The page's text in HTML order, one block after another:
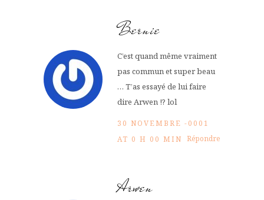
Bernie
C’est quand même vraiment
pas commun et super beau
… T’as essayé de lui faire
dire Arwen !? lol
30 NOVEMBRE -0001
AT 0 H 00 MIN Répondre
Arwen